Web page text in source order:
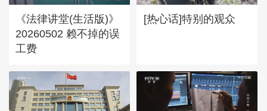
《法律讲堂(生活版)》
20260502 赖不掉的误
工费
[热心话]特别的观众